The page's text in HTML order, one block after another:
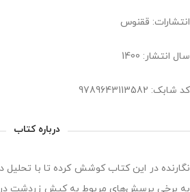
انتشارات: ققنوس
سال انتشار: 1400
کد شابک: ‫‬‮‭ 9789643113582
درباره کتاب
نگارنده در این کتاب کوشش کرده تا با
به برخی پرسش‌های مربوط به کیش زردشت در